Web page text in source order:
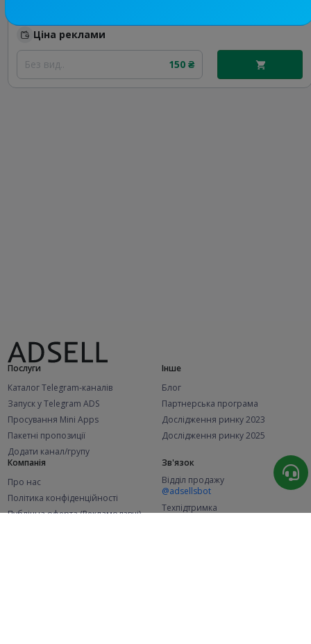
Ціна реклами
Без вид.. 150 ₴
Послуги
Каталог Telegram-каналів
Запуск у Telegram ADS
Просування Mini Apps
Пакетні пропозиції
Додати канал/групу
Інше
Блог
Партнерська програма
Дослідження ринку 2023
Дослідження ринку 2025
Компанія
Про нас
Політика конфіденційності
Публічна оферта (Рекламодавці)
Зв'язок
Відділ продажу
@adsellsbot
Техпідтримка